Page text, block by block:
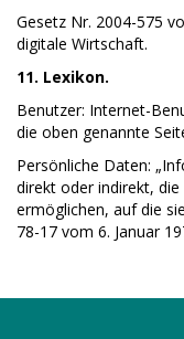
Gesetz Nr. 2004-575
digitale Wirtschaft.
11. Lexikon.
Benutzer: Internet-
die oben genannte
Persönliche Daten:
direkt oder indirekt,
ermöglichen, auf die
78-17 vom 6. Januar